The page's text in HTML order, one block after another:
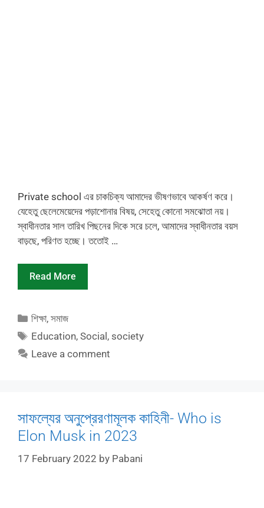
Private school এর চাকচিক্য আমাদের ভীষণভাবে আকর্ষণ করে।
যেহেতু ছেলেমেয়েদের পড়াশোনার বিষয়, সেহেতু কোনো সমঝোতা নয়।
স্বাধীনতার সাল তারিখ পিছনের দিকে সরে চলে, আমাদের স্বাধীনতার বয়স
বাড়ছে, পরিণত হচ্ছে। ততোই …
Read More
Categories
শিক্ষা,সমাজ
Tags
Education,Social, society
Leave a comment
সাফল্যের অনুপ্রেরণামূলক কাহিনী- Who is
Elon Musk in 2023
17 February 2022 by Pabani